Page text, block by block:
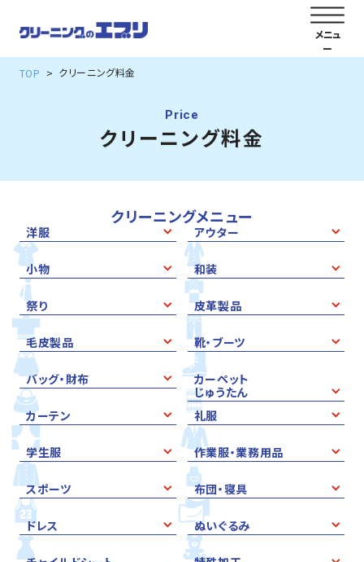
TOP クリーニング料金
Price
クリーニング料金
クリーニングメニュー
洋服 アウター
小物 和装
祭り 皮革製品
毛皮製品 靴・ブーツ
バッグ・財布
カーペット
じゅうたん
カーテン
礼服
学生服 作業服・業務用品
スポーツ 布団・寝具
ドレス ぬいぐるみ